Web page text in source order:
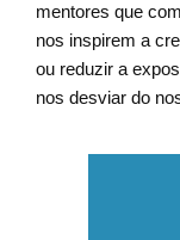
mentores que
nos inspirem a
ou reduzir a
nos desviar do